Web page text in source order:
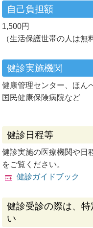
自己負担額
1,500円
（生活保護世帯の人は無
健診実施機関
健康管理センター、ほん
国民健康保険病院など
健診日程等
健診実施の医療機関や日
をご覧ください。
健診ガイドブック
健診受診の際は、
い